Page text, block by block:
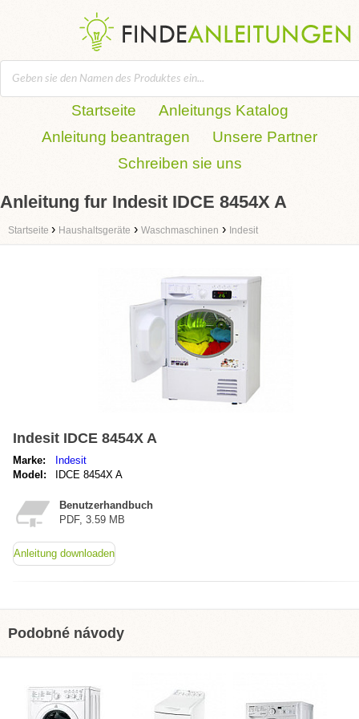
Startseite
Anleitungs Katalog
Anleitung beantragen
Unsere Partner
Schreiben sie uns
Anleitung fur Indesit IDCE 8454X A
Startseite › Haushaltsgeräte › Waschmaschinen › Indesit
Indesit IDCE 8454X A
Marke:
Indesit
Model:
IDCE 8454X A
Benutzerhandbuch
PDF, 3.59 MB
Anleitung downloaden
Podobné návody